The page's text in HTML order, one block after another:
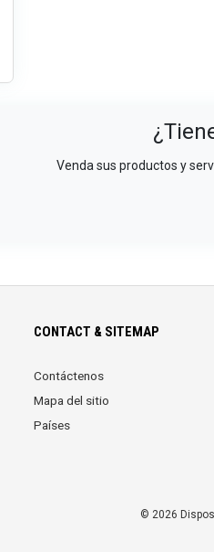
Venda sus productos y
CONTACT & SITEMAP
Contáctenos
Mapa del sitio
Países
© 2026